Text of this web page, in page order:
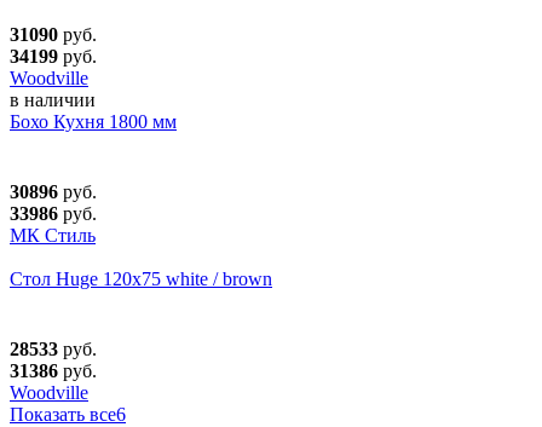
31090 руб.
34199 руб.
Woodville
в наличии
Бохо Кухня 1800 мм
30896 руб.
33986 руб.
МК Стиль
Стол Huge 120х75 white / brown
28533 руб.
31386 руб.
Woodville
Показать все6